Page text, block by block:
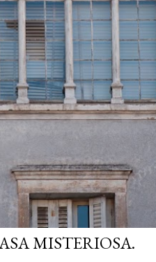
MISTERIOSA.